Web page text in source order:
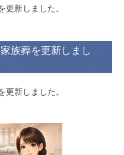
更新しました。
族葬を更新しまし
更新しました。